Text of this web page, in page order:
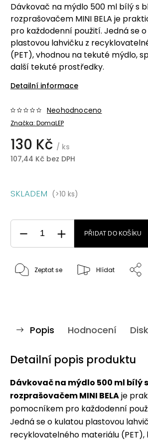
Dávkovač na mýdlo 500 ml bílý s
rozprašovačem MINI BELA je
pro každodenní použití. Jedná se
plastovou lahvičku z
(PET), vhodnou na tekuté mýdlo,
další tekuté prostředky.
Detailní informace
Značka: DomaLEP
Neohodnoceno
130 Kč / ks
107,44 Kč bez DPH
SKLADEM (>10 ks)
PŘIDAT DO KOŠÍKU
Zeptat se Hlídat
Popis Hodnocení
Detailní popis produktu
Dávkovač na mýdlo 500 ml bílý
rozprašovačem MINI BELAje
pomocníkem pro každodenní
Jedná se o kulatou plastovou
recyklovatelného materiálu (PET),